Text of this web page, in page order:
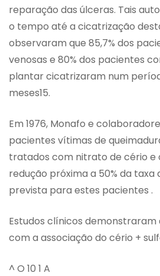
reparação das úlceras. Tais
o tempo até a cicatrização
observaram que 85,7% dos
venosas e 80% dos pacientes
plantar cicatrizaram num
meses15.
Em 1976, Monafo e
pacientes vítimas de
tratados com nitrato de cério e
redução próxima a 50% da
prevista para estes pacientes .
Estudos clínicos
com a associação do cério +
^ O 10 1 A